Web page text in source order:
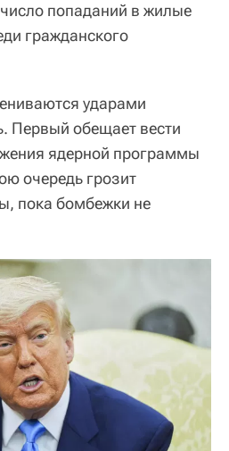
попаданий в жилые
гражданского
ударами
Первый обещает вести
ядерной программы
очередь грозит
пока бомбежки не